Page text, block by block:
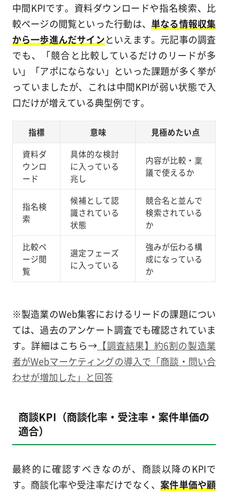
中間KPIです。資料ダウンロードや指名検索、比
較ページの閲覧といった行動は、 単なる情報収集
から一歩進んだサインといえます。元記事の調査
でも、「競合と比較しているだけのリードが多
い」「アポにならない」といった課題が多く挙が
っていましたが、これは中間KPIが弱い状態で入
口だけが増えている典型例です。
指標 意味
見極めたい点
資料ダ
ウンロ
ード
具体的な検討
に入っている
兆し
内容が比較・稟
議で使えるか
指名検
索
候補として認
識されている
状態
競合名と並んで
検索されている
か
比較ペ
ージ閲
覧
選定フェーズ
に入っている
強みが伝わる構
成になっている
か
※製造業のWeb集客におけるリードの課題につい
ては、過去のアンケート調査でも確認されていま
す。詳細はこちら→ 【調査結果】約6割の製造業
者がWebマーケティングの導入で「商談・問い合
わせが増加した」と回答
商談KPI（商談化率・受注率・案件単価の
適合）
最終的に確認すべきなのが、商談以降のKPIで
す。商談化率や受注率だけでなく、案件単価や顧